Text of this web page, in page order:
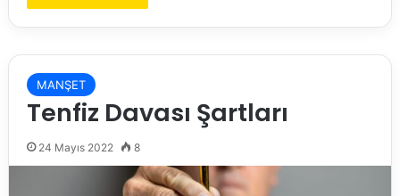
MANŞET
Tenfiz Davası Şartları
24 Mayıs 2022 8